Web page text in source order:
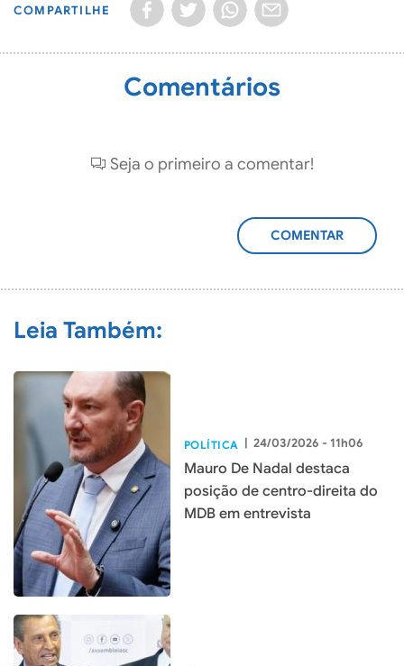
COMPARTILHE
Comentários
Seja o primeiro a comentar!
ADICIONAR
Leia Também:
POLÍTICA | 24/03/2026 - 11h06
Mauro De Nadal destaca
posição de centro-direita do
MDB em entrevista